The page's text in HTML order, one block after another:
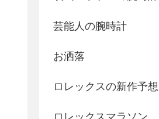
芸能人の腕時計
お洒落
ロレックスの新作予想